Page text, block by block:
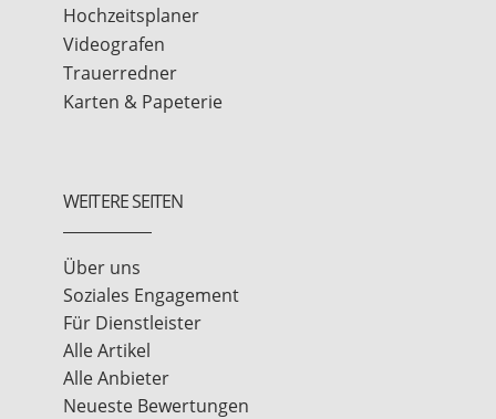
Hochzeitsplaner
Videografen
Trauerredner
Karten & Papeterie
WEITERE SEITEN
Über uns
Soziales Engagement
Für Dienstleister
Alle Artikel
Alle Anbieter
Neueste Bewertungen